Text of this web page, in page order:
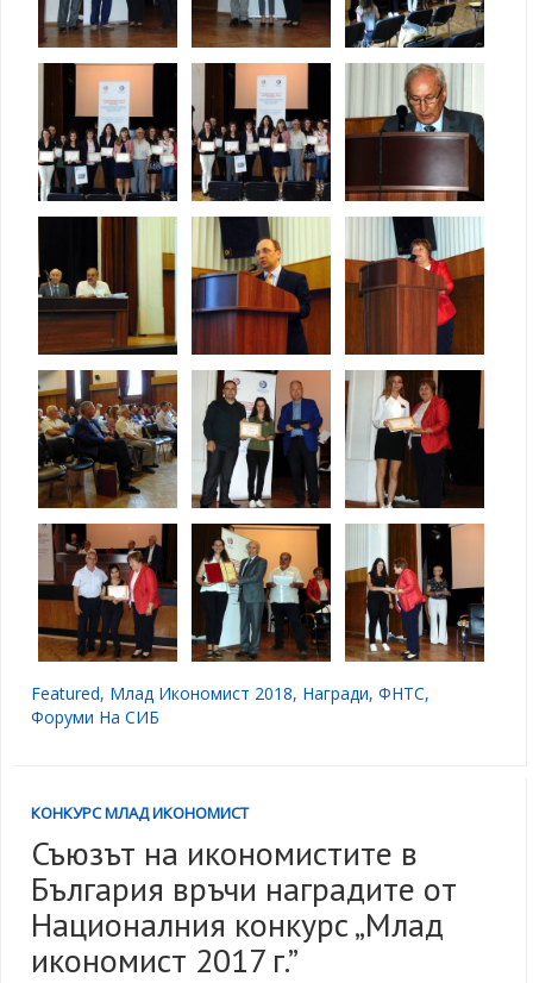
Featured, Млад Икономист 2018, Награди, ФНТС,
Форуми На СИБ
КОНКУРС МЛАД ИКОНОМИСТ
Съюзът на икономистите в
България връчи наградите от
Националния конкурс „Млад
икономист 2017 г.”